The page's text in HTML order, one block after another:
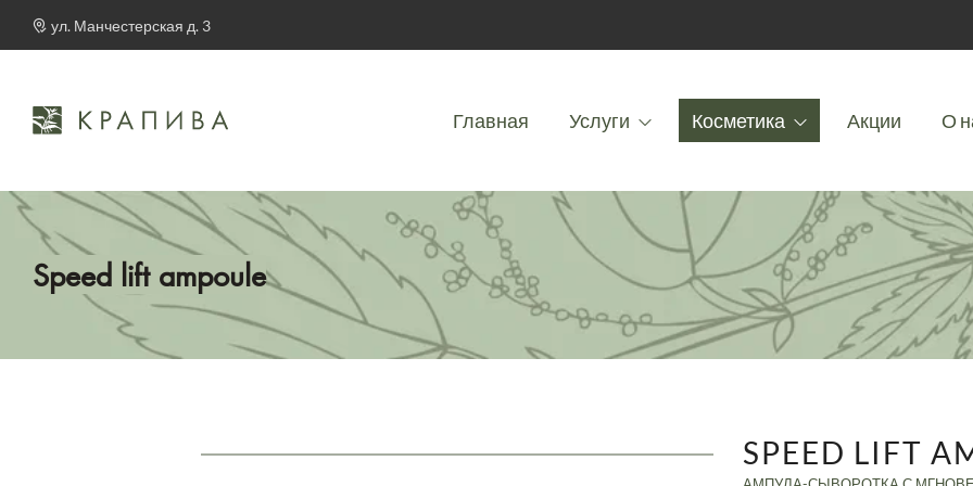
ул. Манчестерская д. 3
Главная Услуги Косметика Акции О
Speed lift ampoule
SPEED LIFT